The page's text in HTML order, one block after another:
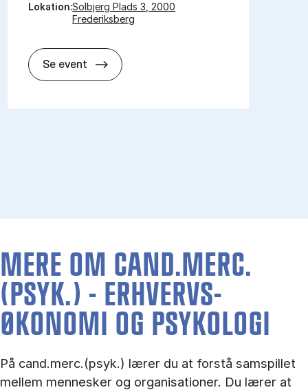
Lokation:Solbjerg Plads 3, 2000
Frederiksberg
Se event Åbent Hus for kandidat­uddannelser
MERE OM CAND.MERC.
(PSYK.) - ERHVERVS­
ØKONOMI OG PSY­KO­LO­GI
På cand.merc.(psyk.) lærer du at forstå samspillet
mellem mennesker og organisationer. Du lærer at